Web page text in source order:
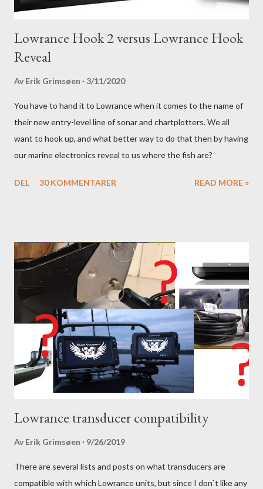
Lowrance Hook 2 versus Lowrance Hook
Reveal
Av Erik Grimsøen 3/11/2020
You have to hand it to Lowrance when it comes to the name of
their new entry-level line of sonar and chartplotters. We all
want to hook up, and what better way to do that then by having
our marine electronics reveal to us where the fish are?
DEL 30 KOMMENTARER READ MORE »
Lowrance transducer compatibility
Av Erik Grimsøen 9/26/2019
There are several lists and posts on what transducers are
compatible with which Lowrance units, but since I don`t like any